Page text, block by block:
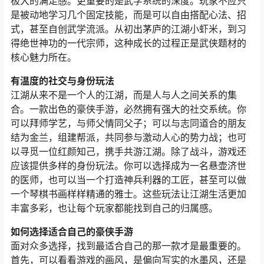
是被动地学习几个固定技能，而是可以自由搭配心法、招
式，甚至自创武学流派。从初出茅庐的江湖小虾米，到习
得绝世神功的一代宗师，这种成长的过程正是武侠题材的
核心魅力所在。
有温度的社交与身份玩法
江湖从来不是一个人的江湖，而是人与人之间关系的集
合。一款出色的豪侠手游，必然拥有强大的社交系统。你
可以拜师学艺，与师父情同父子；可以与志同道合的朋友
结为金兰，组建帮派，共同参与激动人心的势力战；也可
以寻觅一位红颜知己，携手共游江湖。除了战斗，游戏还
应该提供多样的身份玩法。你可以选择成为一名悬壶济世
的医师，也可以当一个打造神兵利器的工匠，甚至可以做
一个琴棋书画样样精通的雅士。这些玩法让江湖生活更加
丰富多彩，也让每个玩家都能找到自己的归属感。
如何选择适合自己的豪侠手游
面对众多选择，找到最适合自己的那一款才是最重要的。
首先，可以看看游戏的画风，是偏向写实的水墨风，还是